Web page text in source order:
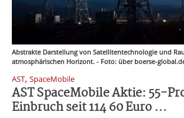
Abstrakte Darstellung von Satellitentechnologie und
atmosphärischen Horizont. - Foto: über boerse-
AST, SpaceMobile
AST SpaceMobile Aktie: 55-
Einbruch seit 114 60 Euro ...